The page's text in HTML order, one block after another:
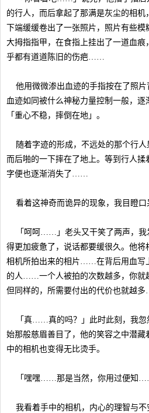
的行人，而后拿起了那满是灰尘的相
下端缓缓卷出了一张照片，照片有些
大拇指指甲，在食指上挂出了一道血
乎都有道道陈旧的伤疤……
他用微微渗出血迹的手指按在了照片
血迹如同被什么神秘力量控制一般，逐
「重心不稳，摔倒在地」。
随着字迹的形成，不远处的那个行人
而后啪的一下摔在了地上。等到行人
字便也逐渐消失了……
看着这神奇而诡异的现象，我目瞪口
「呵呵……」老头又干笑了两声，我
得更加疲惫了，说话都要缓很久。他将
相机所拍出来的相片……在背后用血写
的人……一个人被拍的次数越多，你就
但同样的，所需要付出的代价也就越
「真……真的吗？」此时此刻，我忽
始那般慈眉善目了，他的笑容之中潜
中的相机也变得无比烫手。
「嘿嘿……那是当然，你用过便知
我看着手中的相机，内心的理智与